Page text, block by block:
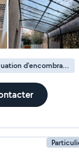
Évacuation d'encombrants